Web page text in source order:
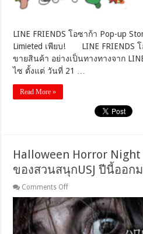
Limieted
LINE FRIENDS โอซาก้า Pop-up
Limieted เพียบ! LINE FRIENDS
ขายสินค้า อย่างเป็นทางทางจาก
ไซ ตั้งแต่ วันที่ 21 …
Read More »
Halloween Horror
ของสวนสนุกUSJ ปีนี้ออก
Comments Offon
Horror
Night
อี